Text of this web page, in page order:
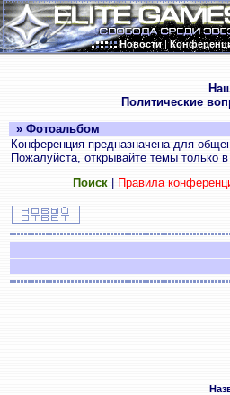
Новости|
Политические
» Фотоальбом
Конференция предназначена для
Пожалуйста, открывайте темы только
Поиск| Правила